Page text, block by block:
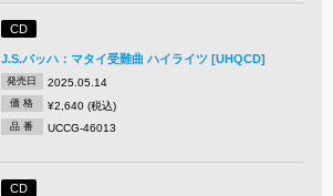
CD
J.S.バッハ：マタイ受難曲 ハイライツ [UHQCD]
発売日 2025.05.14
価 格 ¥2,640 (税込)
品 番 UCCG-46013
CD